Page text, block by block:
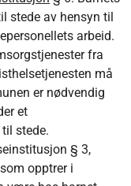
stede av hensyn til
arbeid.
fra
må
er nødvendig
et
stede.
§ 3,
opptrer i